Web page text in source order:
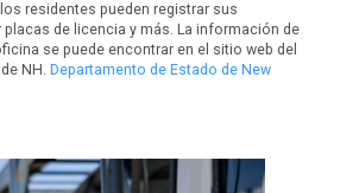
residentes pueden registrar sus
de licencia y más. La información de
se puede encontrar en el sitio web del
NH. Departamento de Estado de New